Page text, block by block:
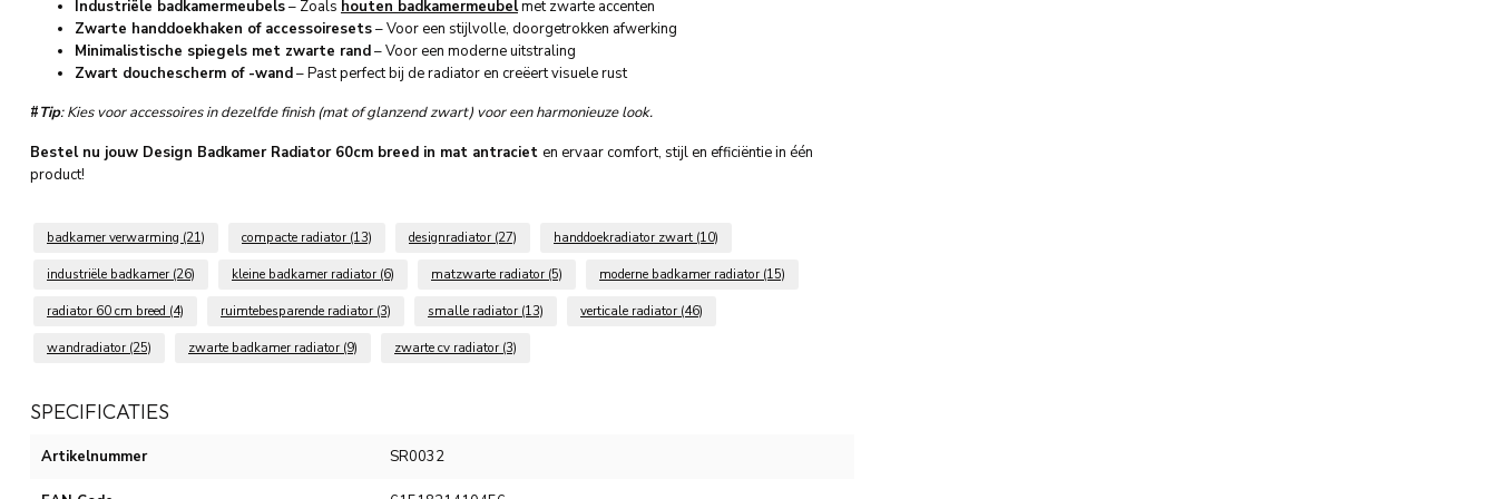
Industriële badkamermeubels– Zoals houten badkamermeubelmet zwarte accenten
Zwarte handdoekhaken of accessoiresets– Voor een stijlvolle, doorgetrokken afwerking
Minimalistische spiegels met zwarte rand– Voor een moderne uitstraling
Zwart douchescherm of -wand– Past perfect bij de radiator en creëert visuele rust
#Tip: Kies voor accessoires in dezelfde finish (mat of glanzend zwart) voor een harmonieuze look.
Bestel nu jouw Design Badkamer Radiator 60cm breed in mat antraciet en ervaar comfort, stijl en efficiëntie in één
product!
badkamer verwarming (21) compacte radiator (13) designradiator (27) handdoekradiator zwart (10)
industriële badkamer (26) kleine badkamer radiator (6) matzwarte radiator (5) moderne badkamer radiator (15)
radiator 60 cm breed (4) ruimtebesparende radiator (3) smalle radiator (13) verticale radiator (46)
wandradiator (25) zwarte badkamer radiator (9) zwarte cv radiator (3)
SPECIFICATIES
Artikelnummer SR0032